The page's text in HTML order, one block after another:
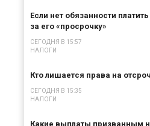
Если нет обязанности
за его «просрочку»
СЕГОДНЯ В 15:57
НАЛОГИ
Кто лишается права на
СЕГОДНЯ В 15:35
НАЛОГИ
Какие выплаты призванным